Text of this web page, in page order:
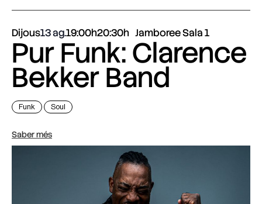
Dijous13 ag.19:00h20:30h Jamboree Sala 1
Pur Funk: Clarence
Bekker Band
Funk Soul
Saber més